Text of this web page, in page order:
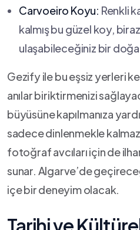
Carvoeiro Koyu: Renkli
⁤kalmış bu ​güzel koy,
ulaşabileceğiniz bir doğa
Gezify ile bu eşsiz ⁣yerleri
⁣anılar‍ biriktirmenizi
büyüsüne ⁣kapılmanıza‍
⁢sadece dinlenmekle
fotoğraf avcıları ⁣için de‌
sunar. Algarve’de
içe bir⁢ deneyim olacak.
Tarihi ve